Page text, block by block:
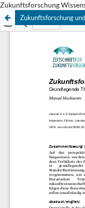
Zukunftsforschung
Zukunftsforschung